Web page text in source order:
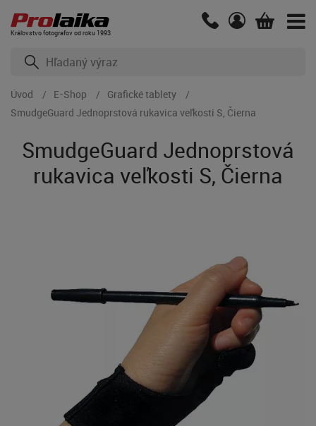
Kráľovstvo fotografov od roku 1993
Úvod E-Shop
Grafické tablety
SmudgeGuard Jednoprstová rukavica veľkosti S, Čierna
SmudgeGuard Jednoprstová
rukavica veľkosti S, Čierna